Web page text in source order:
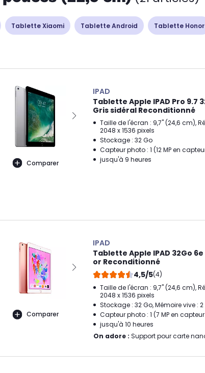
Tablette Xiaomi Tablette Android Tablette Honor
Comparer
IPAD
Tablette Apple IPAD Pro 9.7
Gris sidéral Reconditionné
Taille de l'écran : 9,7" (24,6 cm),
2048 x 1536 pixels
Stockage : 32 Go
Capteur photo : 1 (12 MP en
jusqu'à 9 heures
Comparer
IPAD
Tablette Apple IPAD 32Go
or Reconditionné
4,5/5(4)
Taille de l'écran : 9,7" (24,6 cm),
2048 x 1536 pixels
Stockage : 32 Go, Mémoire vive : 2
Capteur photo : 1 (7 MP en
jusqu'à 10 heures
On adore : Support pour carte